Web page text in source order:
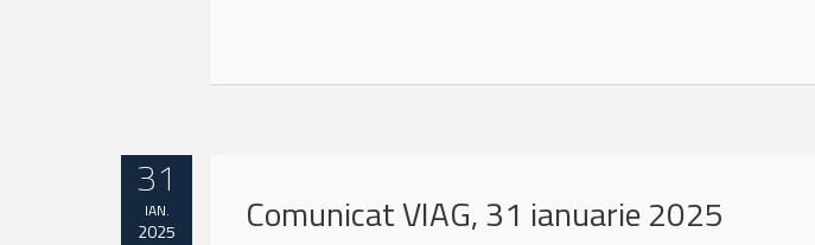
31
IAN.
2025 Comunicat VIAG, 31 ianuarie 2025